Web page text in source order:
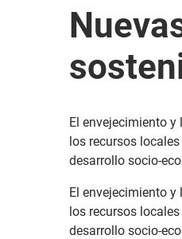
El envejecimiento
los recursos
desarrollo socio-
El envejecimiento
los recursos
desarrollo socio-